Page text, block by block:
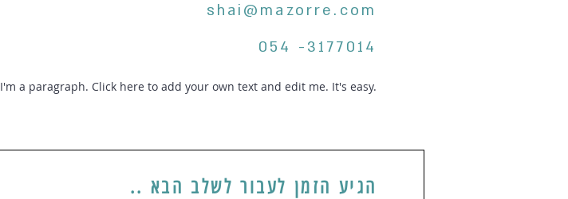
shai@mazorre.com
054 -3177014
I'm a paragraph. Click here to add your own text and edit me. It's easy.
הגיע הזמן לעבור לשלב הבא ..